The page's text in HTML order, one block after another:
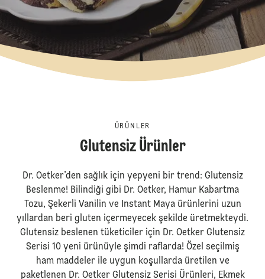
ÜRÜNLER
Glutensiz Ürünler
Dr. Oetker’den sağlık için yepyeni bir trend: Glutensiz
Beslenme! Bilindiği gibi Dr. Oetker, Hamur Kabartma
Tozu, Şekerli Vanilin ve Instant Maya ürünlerini uzun
yıllardan beri gluten içermeyecek şekilde üretmekteydi.
Glutensiz beslenen tüketiciler için Dr. Oetker Glutensiz
Serisi 10 yeni ürünüyle şimdi raflarda! Özel seçilmiş
ham maddeler ile uygun koşullarda üretilen ve
paketlenen Dr. Oetker Glutensiz Serisi Ürünleri, Ekmek